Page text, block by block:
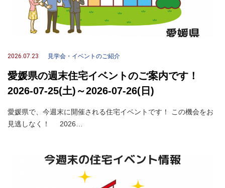
2026.07.23 見学会・イベントのご紹介
愛媛県の週末住宅イベントのご案内です！
2026-07-25(土)～2026-07-26(日)
愛媛県で、今週末に開催される住宅イベントです！ この機会をお
見逃しなく！ 2026…